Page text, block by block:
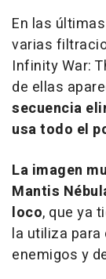
En las
varias
Infinity War:
de ellas
secuencia
usa todo el
La imagen
Mantis
loco, que ya
la utiliza para
enemigos y